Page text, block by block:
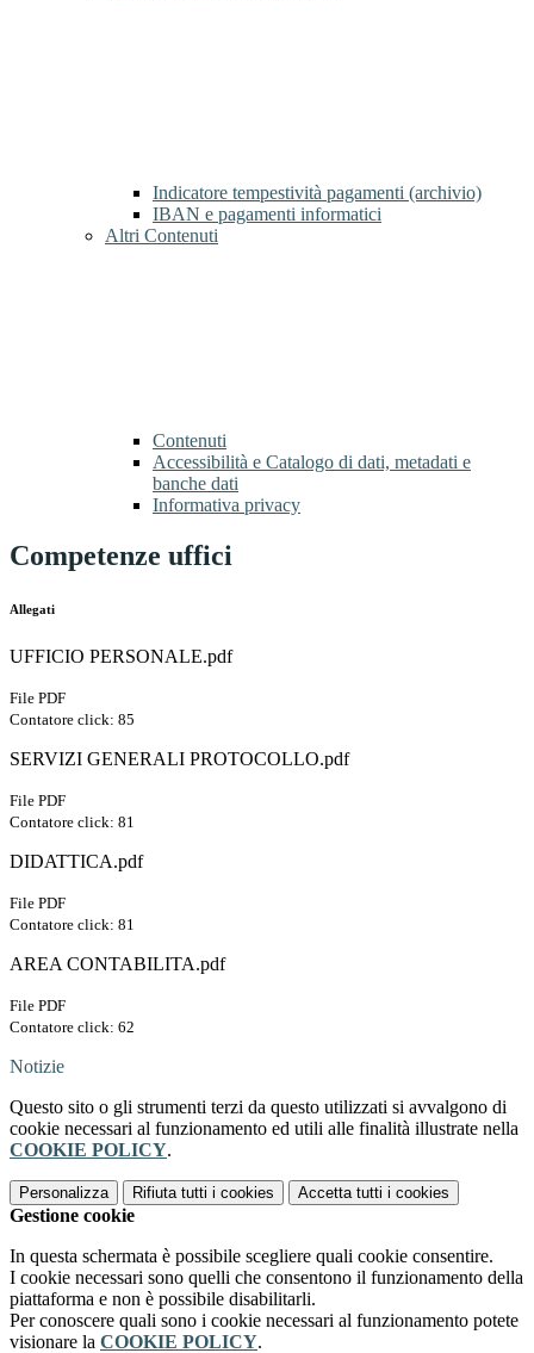
Indicatore tempestività pagamenti (archivio)
IBAN e pagamenti informatici
Altri Contenuti
Contenuti
Accessibilità e Catalogo di dati, metadati e
banche dati
Informativa privacy
Competenze uffici
Allegati
UFFICIO PERSONALE.pdf
File PDF
Contatore click: 85
SERVIZI GENERALI PROTOCOLLO.pdf
File PDF
Contatore click: 81
DIDATTICA.pdf
File PDF
Contatore click: 81
AREA CONTABILITA.pdf
File PDF
Contatore click: 62
Notizie
Questo sito o gli strumenti terzi da questo utilizzati si avvalgono di
cookie necessari al funzionamento ed utili alle finalità illustrate nella
COOKIE POLICY.
Personalizza Rifiuta tutti i cookies Accetta tutti i cookies
Gestione cookie
In questa schermata è possibile scegliere quali cookie consentire.
I cookie necessari sono quelli che consentono il funzionamento della
piattaforma e non è possibile disabilitarli.
Per conoscere quali sono i cookie necessari al funzionamento potete
visionare la COOKIE POLICY.